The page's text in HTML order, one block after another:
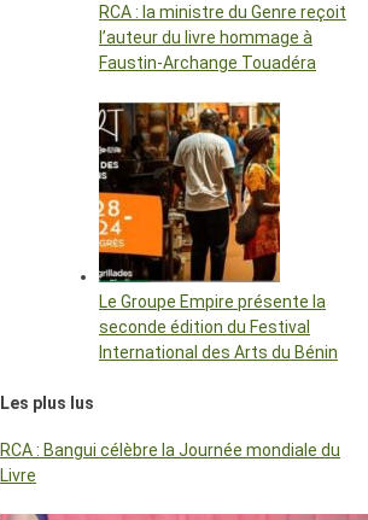
RCA : la ministre du Genre reçoit
l’auteur du livre hommage à
Faustin-Archange Touadéra
Le Groupe Empire présente la
seconde édition du Festival
International des Arts du Bénin
Les plus lus
RCA : Bangui célèbre la Journée mondiale du
Livre